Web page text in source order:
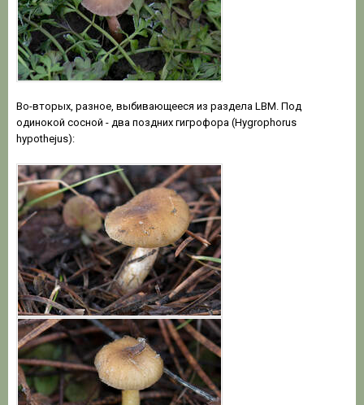
Во-вторых, разное, выбивающееся из раздела LBM. Под
одинокой сосной - два поздних гигрофора (Hygrophorus
hypothejus):